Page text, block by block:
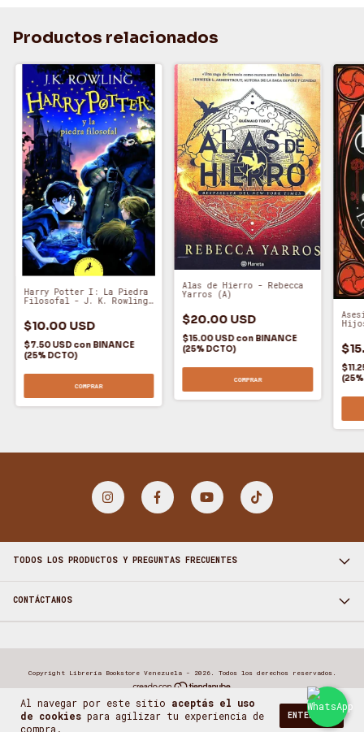
Al navegar por este sitio aceptás el uso
de cookies para agilizar tu experiencia de
compra.
ENTENDIDO
Productos relacionados
Harry Potter I: La Piedra
Filosofal - J. K. Rowling
$10.00 USD
$7.50 USDcon BINANCE
(25% DCTO)
COMPRAR
Alas de Hierro - Rebecca
Yarros (A)
$20.00 USD
$15.00 USDcon BINANCE
(25% DCTO)
COMPRAR
TODOS LOS PRODUCTOS Y PREGUNTAS FRECUENTES
CONTÁCTANOS
Copyright Librería Bookstore Venezuela - 2026. Todos los derechos reservados.